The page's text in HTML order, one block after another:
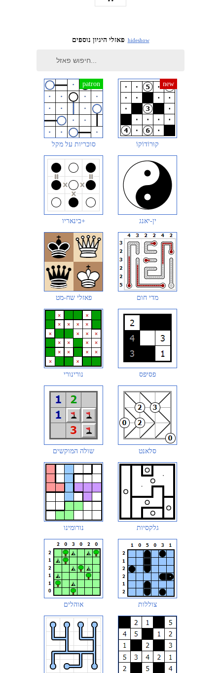
פאזלי היגיון נוספים hideshow
סוכריות על מקל קוּרוֹדוֹקוֹ
בינאריו+ ין-יאנג
פאזלי שח-מט מדי חום
נורינורי פסיפס
שולה המוקשים סלאנט
נורומינו גלקסיות
אוהלים צוללות